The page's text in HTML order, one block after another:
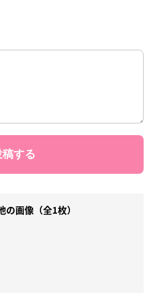
の画像（全1枚）